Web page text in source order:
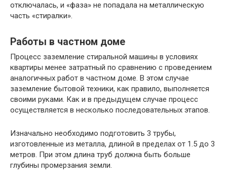
отключалась, и «фаза» не попадала на металлическую
часть «стиралки».
Работы в частном доме
Процесс заземление стиральной машины в условиях
квартиры менее затратный по сравнению с проведением
аналогичных работ в частном доме. В этом случае
заземление бытовой техники, как правило, выполняется
своими руками. Как и в предыдущем случае процесс
осуществляется в несколько последовательных этапов.
Изначально необходимо подготовить 3 трубы,
изготовленные из металла, длиной в пределах от 1.5 до 3
метров. При этом длина труб должна быть больше
глубины промерзания земли.